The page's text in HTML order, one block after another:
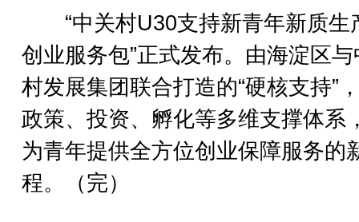
“中关村U30支持新青年新质生
创业服务包”正式发布。由海淀区
村发展集团联合打造的“硬核支持”
政策、投资、孵化等多维支撑体系
为青年提供全方位创业保障服务的
程。（完）